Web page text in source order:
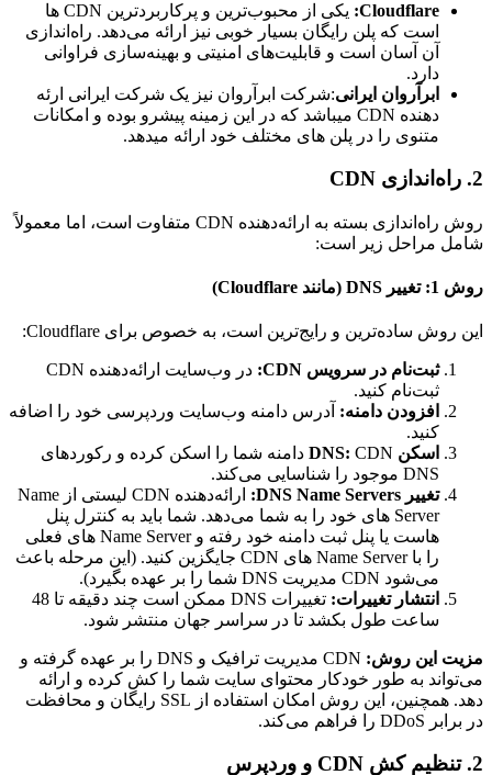
Cloudflare:
یکی از محبوب‌ترین و پرکاربردترین CDN ها
است که پلن رایگان بسیار خوبی نیز ارائه می‌دهد. راه‌اندازی
آن آسان است و قابلیت‌های امنیتی و بهینه‌سازی فراوانی
دارد.
ابرآروان ایرانی:شرکت ابرآروان نیز یک شرکت ایرانی ارئه
دهنده CDN میباشد که در این زمینه پیشرو بوده و امکانات
متنوی را در پلن های مختلف خود ارائه میدهد.
2. راه‌اندازی CDN
روش راه‌اندازی بسته به ارائه‌دهنده CDN متفاوت است، اما معمولاً
شامل مراحل زیر است:
روش 1: تغییر DNS (مانند Cloudflare)
این روش ساده‌ترین و رایج‌ترین است، به خصوص برای Cloudflare:
ثبت‌نام در سرویس CDN:
در وب‌سایت ارائه‌دهنده CDN
ثبت‌نام کنید.
افزودن دامنه: آدرس دامنه وب‌سایت وردپرسی خود را اضافه
کنید.
اسکن DNS:
CDN دامنه شما را اسکن کرده و رکوردهای
DNS موجود را شناسایی می‌کند.
تغییر DNS Name Servers:
ارائه‌دهنده CDN لیستی از Name
Server های خود را به شما می‌دهد. شما باید به کنترل پنل
هاست یا پنل ثبت دامنه خود رفته و Name Server های فعلی
را با Name Server های CDN جایگزین کنید. (این مرحله باعث
می‌شود CDN مدیریت DNS شما را بر عهده بگیرد).
انتشار تغییرات:
تغییرات DNS ممکن است چند دقیقه تا 48
ساعت طول بکشد تا در سراسر جهان منتشر شود.
مزیت این روش:
CDN مدیریت ترافیک و DNS را بر عهده گرفته و
می‌تواند به طور خودکار محتوای سایت شما را کش کرده و ارائه
دهد. همچنین، این روش امکان استفاده از SSL رایگان و محافظت
در برابر DDoS را فراهم می‌کند.
2. تنظیم کش CDN و وردپرس